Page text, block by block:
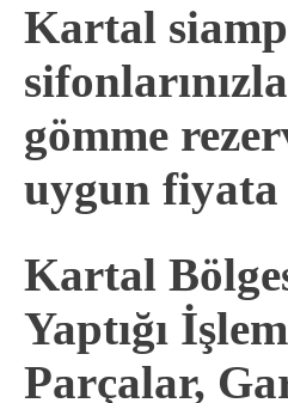
Kartal
gömme
uygun
Kartal
Yaptığı
Parçalar,